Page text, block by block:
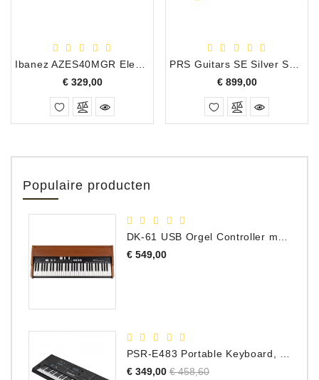
€ 329,00Prijs
€ 899,00Prijs
Populaire producten
€ 549,00Prijs
PSR-E483 Portable Keyboard, 61 Toetsen
€ 349,00 Normale
€ 458,60Prijs